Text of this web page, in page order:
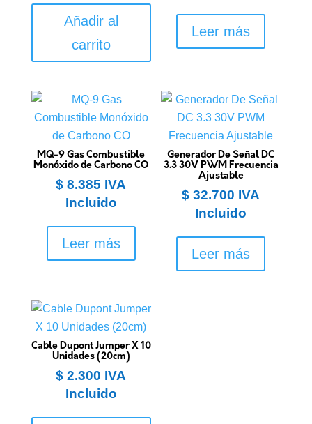
Añadir al
carrito
Leer más
MQ-9 Gas Combustible
Monóxido de Carbono CO
$ 8.385 IVA
Incluido
Leer más
Generador De Señal DC
3.3 30V PWM Frecuencia
Ajustable
$ 32.700 IVA
Incluido
Leer más
Cable Dupont Jumper X 10
Unidades (20cm)
$ 2.300 IVA
Incluido